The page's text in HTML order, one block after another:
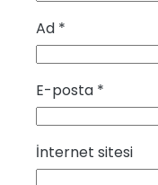
Ad *
E-posta *
İnternet sitesi